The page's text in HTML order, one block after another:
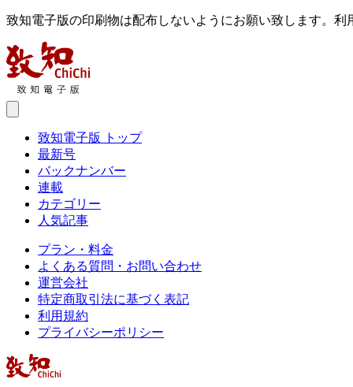
致知電子版の印刷物は配布しないようにお願い致します。
致知電子版 トップ
最新号
バックナンバー
連載
カテゴリー
人気記事
プラン・料金
よくある質問・お問い合わせ
運営会社
特定商取引法に基づく表記
利用規約
プライバシーポリシー